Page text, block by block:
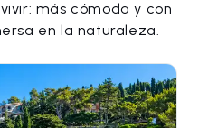
más cómoda y con
en la naturaleza.